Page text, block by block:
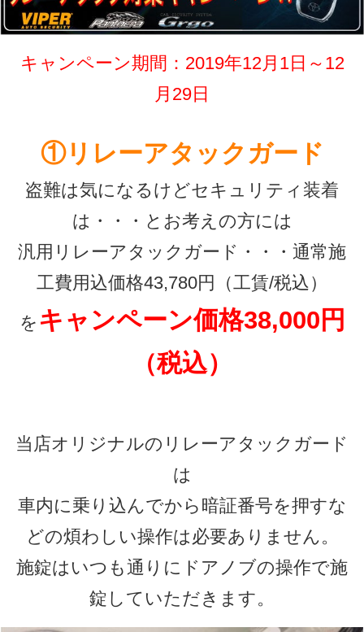
キャンペーン期間：2019年12月1日～12
月29日
①リレーアタックガード
盗難は気になるけどセキュリティ装着
は・・・とお考えの方には
汎用リレーアタックガード・・・通常施
工費用込価格43,780円（工賃/税込）
を キャンペーン価格38,000円
（税込）
当店オリジナルのリレーアタックガード
は
車内に乗り込んでから暗証番号を押すな
どの煩わしい操作は必要ありません。
施錠はいつも通りにドアノブの操作で施
錠していただきます。